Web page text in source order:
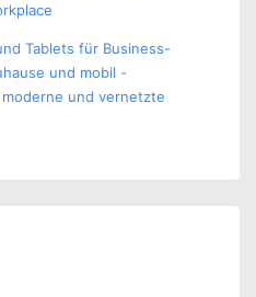
Tablets für Business-
und mobil -
moderne und vernetzte